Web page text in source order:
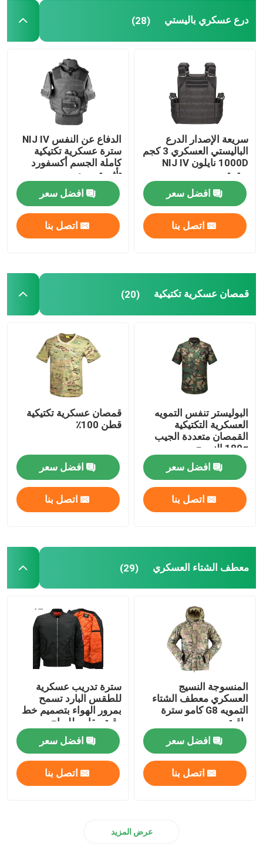
درع عسكري باليستي (28)
سريعة الإصدار الدرع
الباليستي العسكري 3 كجم
1000D نايلون NIJ IV
سترة
افضل سعر
اتصل بنا
الدفاع عن النفس NIJ IV
سترة عسكرية تكتيكية
كاملة الجسم أكسفورد
تأثير توسيد
افضل سعر
اتصل بنا
قمصان عسكرية تكتيكية (20)
البوليستر تنفس التمويه
العسكرية التكتيكية
القمصان متعددة الجيب
180g النسيج
افضل سعر
اتصل بنا
قمصان عسكرية تكتيكية
قطن 100٪
افضل سعر
اتصل بنا
معطف الشتاء العسكري (29)
المنسوجة النسيج
العسكري معطف الشتاء
التمويه G8 كامو سترة
واقية
افضل سعر
اتصل بنا
سترة تدريب عسكرية
للطقس البارد تسمح
بمرور الهواء بتصميم خط
رقبة مقاوم للرياح
افضل سعر
اتصل بنا
عرض المزيد